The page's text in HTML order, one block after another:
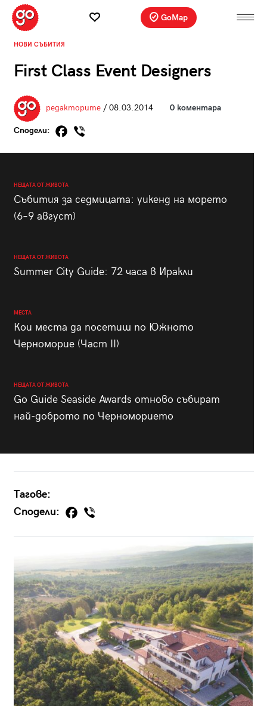
GoMap
НОВИ СЪБИТИЯ
First Class Event Designers
редакторите/ 08.03.2014 0 коментара
Сподели:
НЕЩАТА ОТ ЖИВОТА
Събития за седмицата: уикенд на морето
(6–9 август)
НЕЩАТА ОТ ЖИВОТА
Summer City Guide: 72 часа в Иракли
МЕСТА
Кои места да посетиш по Южното
Черноморие (Част II)
НЕЩАТА ОТ ЖИВОТА
Go Guide Seaside Awards отново събират
най-доброто по Черноморието
Тагове:
Сподели: